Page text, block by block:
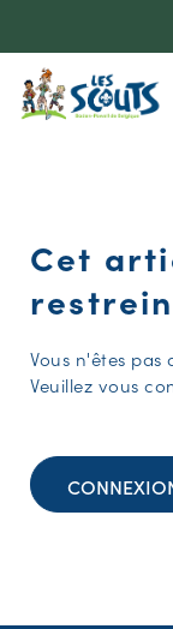
Cet
Vous n'êtes
Veuillez vous